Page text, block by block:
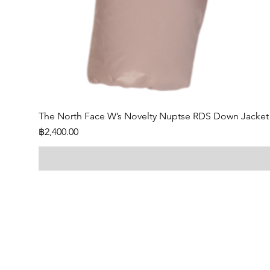
The North Face W’s Novelty Nuptse RDS Down Jacket
Price
฿2,400.00